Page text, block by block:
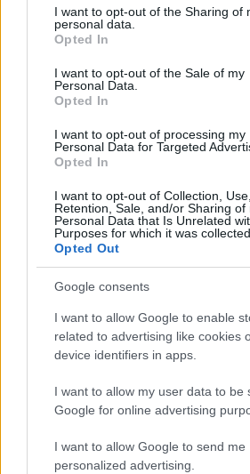
not limited to your visit or usage
grant or deny consent to Google and
use your data for below specified
consent section.
I want to opt-out of the Sharing of
personal data.
Opted In
I want to opt-out of the Sale of my
Personal Data.
Opted In
I want to opt-out of processing my
Personal Data for Targeted
Opted In
I want to opt-out of Collection, Use,
Retention, Sale, and/or Sharing of
Personal Data that Is Unrelated
Purposes for which it was collected.
Opted Out
Google consents
I want to allow Google to enable
related to advertising like cookies
device identifiers in apps.
I want to allow my user data to be
Google for online advertising
I want to allow Google to send me
personalized advertising.
A homeopatis izekben nem alig
sorica123 (törölt)
13 éve
az egészben az a kérdés, hogy
homeopátia helyett a
parasztvakítás? Mert nyilván van
de mint mindenből, ebből is van
nyomatnak, és ez az, ami ciki,
pénzért hülyét csinálni
Az viszont érdekelne, hogy
kórképeknél "a homeopátia"
hatása b) létezik nem-kamu
persicsbalint